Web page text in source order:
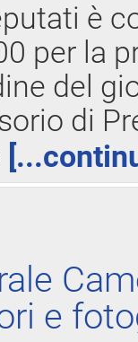
è
per la
del
di
e